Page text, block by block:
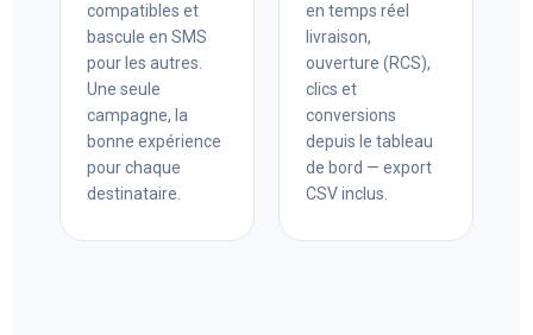
compatibles et
bascule en SMS
pour les autres.
Une seule
campagne, la
bonne expérience
pour chaque
destinataire.
en temps réel
livraison,
ouverture (RCS),
clics et
conversions
depuis le tableau
de bord — export
CSV inclus.